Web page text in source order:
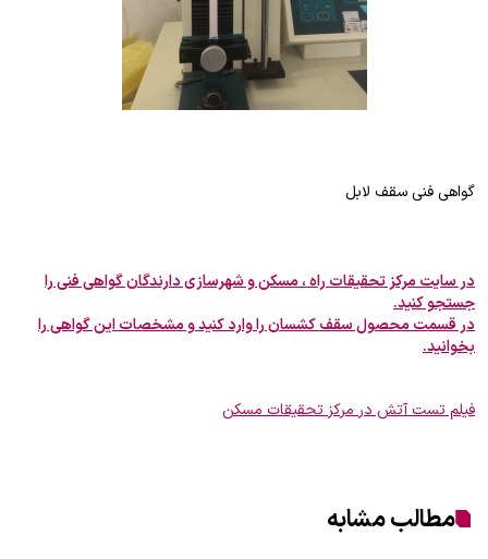
گواهی فنی سقف لابل
در سایت مرکز تحقیقات راه ، مسکن و شهرسازی دارندگان گواهی فنی را
جستجو کنید.
در قسمت محصول سقف کشسان را وارد کنید و مشخصات این گواهی را
بخوانید.
فیلم تست آتش در مرکز تحقیقات مسکن
مطالب مشابه